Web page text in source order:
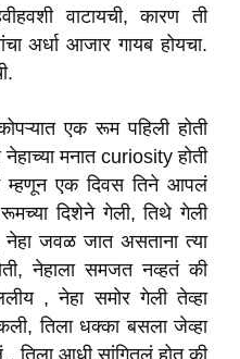
वाटायची, कारण ती
अर्धा आजार गायब होयचा.
एक रूम पहिली होती
मनात curiosity होती
एक दिवस तिने आपलं
दिशेने गेली, तिथे गेली
नेहा जवळ जात असताना त्या
नेहाला समजत नव्हतं की
, नेहा समोर गेली तेव्हा
तिला धक्का बसला जेव्हा
, तिला आधी सांगितलं होत की